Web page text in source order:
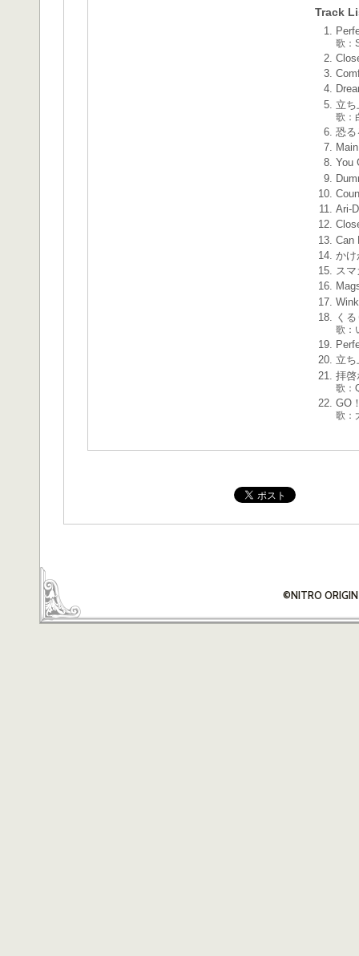
Track
歌：
立
歌：
恐る
You
Ari-
Can
かけ
ス
く
歌：
立
拝啓
歌：
GO
歌：
©NITRO ORIGIN